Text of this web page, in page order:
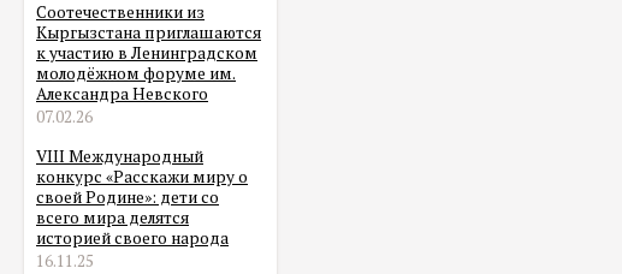
Соотечественники из
Кыргызстана приглашаются
к участию в Ленинградском
молодёжном форуме им.
Александра Невского
07.02.26
VIII Международный
конкурс «Расскажи миру о
своей Родине»: дети со
всего мира делятся
историей своего народа
16.11.25